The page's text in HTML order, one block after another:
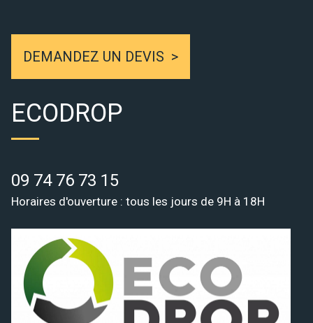
DEMANDEZ UN DEVIS
ECODROP
09 74 76 73 15
Horaires d'ouverture : tous les jours de 9H à 18H